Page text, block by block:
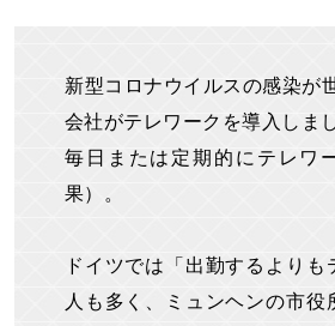
新型コロナウイルスの感染が
会社がテレワークを導入しま
毎日または定期的にテレワ
果）。
ドイツでは「出勤するより
人も多く、ミュンヘンの市